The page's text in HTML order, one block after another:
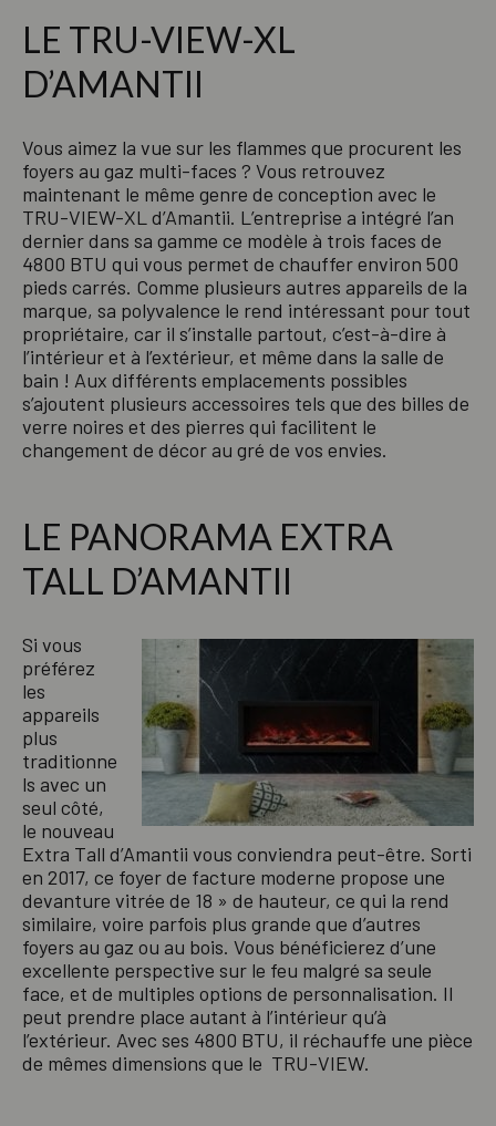
LE TRU-VIEW-XL
D’AMANTII
Vous aimez la vue sur les flammes que procurent les
foyers au gaz multi-faces ? Vous retrouvez
maintenant le même genre de conception avec le
TRU-VIEW-XL d’Amantii. L’entreprise a intégré l’an
dernier dans sa gamme ce modèle à trois faces de
4800 BTU qui vous permet de chauffer environ 500
pieds carrés. Comme plusieurs autres appareils de la
marque, sa polyvalence le rend intéressant pour tout
propriétaire, car il s’installe partout, c’est-à-dire à
l’intérieur et à l’extérieur, et même dans la salle de
bain ! Aux différents emplacements possibles
s’ajoutent plusieurs accessoires tels que des billes de
verre noires et des pierres qui facilitent le
changement de décor au gré de vos envies.
LE PANORAMA EXTRA
TALL D’AMANTII
Si vous
préférez
les
appareils
plus
traditionne
ls avec un
seul côté,
le nouveau
Extra Tall d’Amantii vous conviendra peut-être. Sorti
en 2017, ce foyer de facture moderne propose une
devanture vitrée de 18 » de hauteur, ce qui la rend
similaire, voire parfois plus grande que d’autres
foyers au gaz ou au bois. Vous bénéficierez d’une
excellente perspective sur le feu malgré sa seule
face, et de multiples options de personnalisation. Il
peut prendre place autant à l’intérieur qu’à
l’extérieur. Avec ses 4800 BTU, il réchauffe une pièce
de mêmes dimensions que le TRU-VIEW.